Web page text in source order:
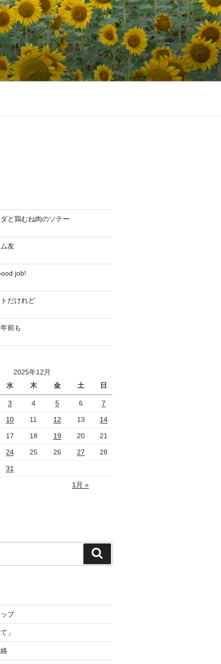
と鶏むね肉のソテー
友
job!
だけれど
前も
2025年12月
水
木 金 土 日
3 4 5 6 7
10 11 12 13 14
17 18 19 20 21
24 25 26 27 28
31
1月 »
索
プ
」